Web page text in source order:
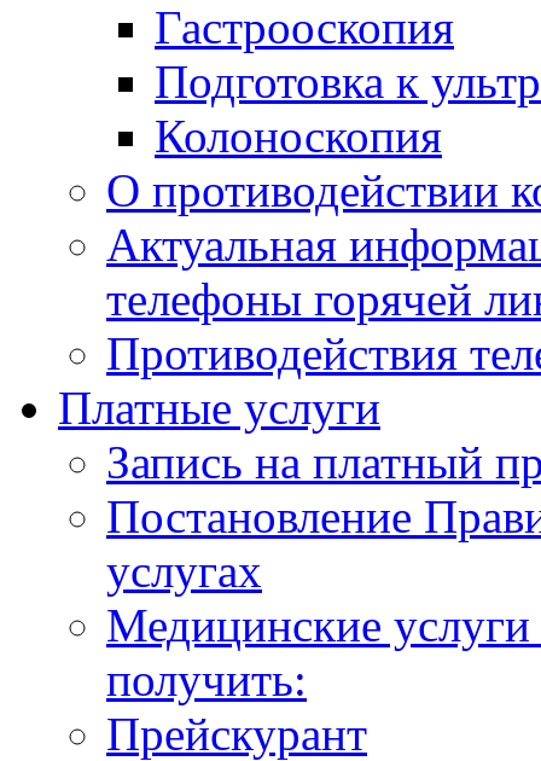
Гастрооскопия
Подготовка к
Колоноскопия
О противодействии
Актуальная
телефоны горячей
Противодействия
Платные услуги
Запись на платный
Постановление
услугах
Медицинские
получить:
Прейскурант